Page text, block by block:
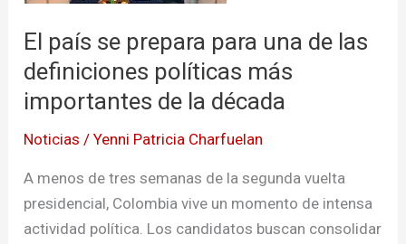
El país se prepara para una de las
definiciones políticas más
importantes de la década
Noticias /Yenni Patricia Charfuelan
A menos de tres semanas de la segunda vuelta
presidencial, Colombia vive un momento de intensa
actividad política. Los candidatos buscan consolidar
políticas
más
importantes
la